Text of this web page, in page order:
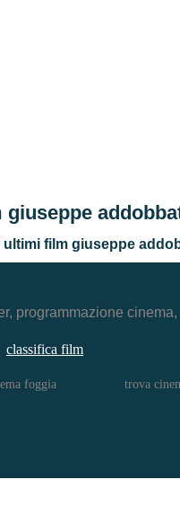
giuseppe
ultimi film giuseppe
programmazione
classifica film
foggia trova